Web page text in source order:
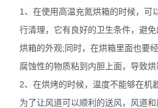
1、在使用高温充氮烘箱的时候，可
行清理，它有良好的卫生条件，避
烘箱的外观;同时，在烘箱里面也要
腐蚀性的物质粘到内胆上面，导致烘
2、在烘烤的时候，温度不能够在机
为了让风道可以顺利的送风，风道和